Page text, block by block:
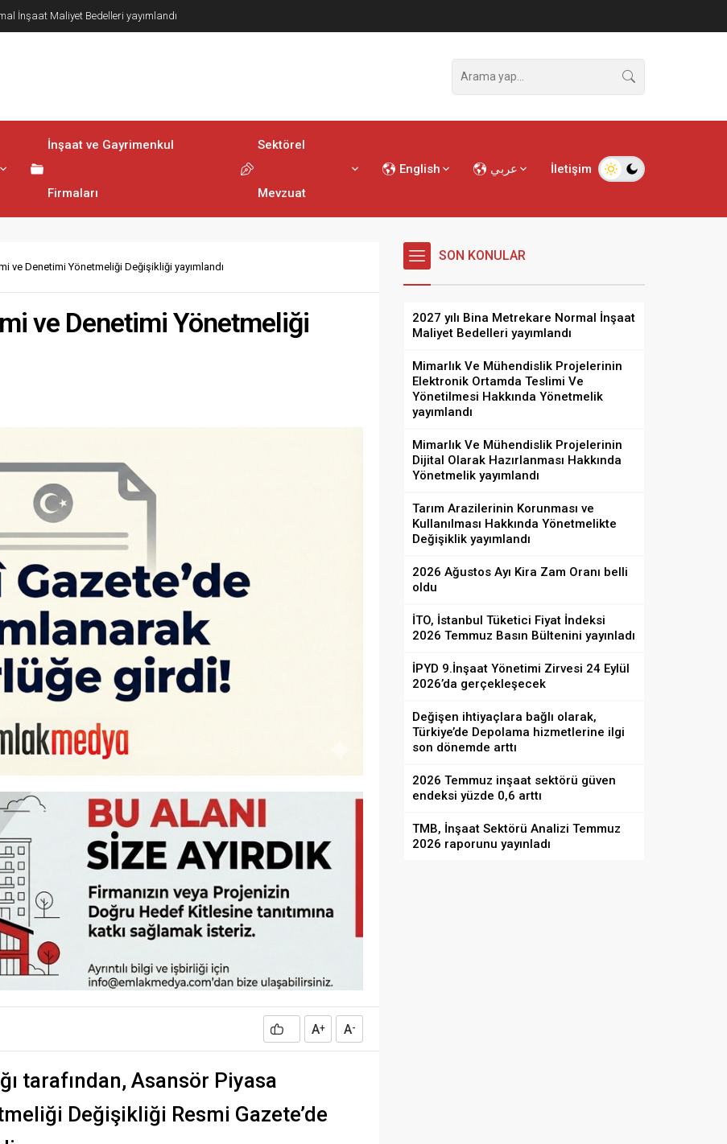
Elektronik Ortamda Teslimi Ve Yönetilmesi
İnşaat ve Gayrimenkul
Firmaları
Sektörel
Mevzuat
English عربي İletişim
ve Denetimi Yönetmeliği Değişikliği yayımlandı
ve Denetimi Yönetmeliği
A+ A-
tarafından, Asansör Piyasa
Değişikliği Resmi Gazete’de
SON KONULAR
2027 yılı Bina Metrekare Normal İnşaat
Maliyet Bedelleri yayımlandı
Mimarlık Ve Mühendislik Projelerinin
Elektronik Ortamda Teslimi Ve
Yönetilmesi Hakkında Yönetmelik
yayımlandı
Mimarlık Ve Mühendislik Projelerinin
Dijital Olarak Hazırlanması Hakkında
Yönetmelik yayımlandı
Tarım Arazilerinin Korunması ve
Kullanılması Hakkında Yönetmelikte
Değişiklik yayımlandı
2026 Ağustos Ayı Kira Zam Oranı belli
oldu
İTO, İstanbul Tüketici Fiyat İndeksi
2026 Temmuz Basın Bültenini yayınladı
İPYD 9.İnşaat Yönetimi Zirvesi 24 Eylül
2026’da gerçekleşecek
Değişen ihtiyaçlara bağlı olarak,
Türkiye’de Depolama hizmetlerine ilgi
son dönemde arttı
2026 Temmuz inşaat sektörü güven
endeksi yüzde 0,6 arttı
TMB, İnşaat Sektörü Analizi Temmuz
2026 raporunu yayınladı